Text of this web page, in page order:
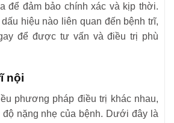
để đảm bảo chính xác và kịp thời.
hiệu nào liên quan đến bệnh trĩ,
để được tư vấn và điều trị phù
nội
phương pháp điều trị khác nhau,
nặng nhẹ của bệnh. Dưới đây là